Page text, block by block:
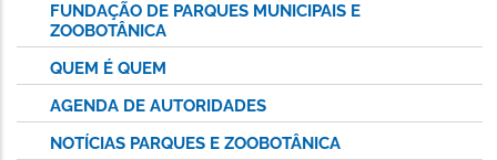
FUNDAÇÃO DE PARQUES MUNICIPAIS E
ZOOBOTÂNICA
QUEM É QUEM
AGENDA DE AUTORIDADES
NOTÍCIAS PARQUES E ZOOBOTÂNICA